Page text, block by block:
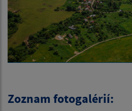
Zoznam fotogalérií: